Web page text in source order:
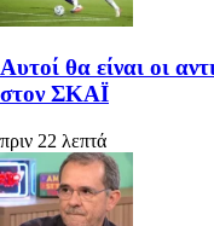
Αυτοί θα είναι οι
στον ΣΚΑΪ
πριν 22 λεπτά